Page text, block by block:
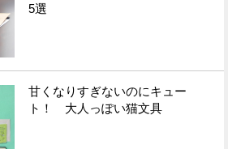
5選
甘くなりすぎないのにキュー
ト！ 大人っぽい猫文具